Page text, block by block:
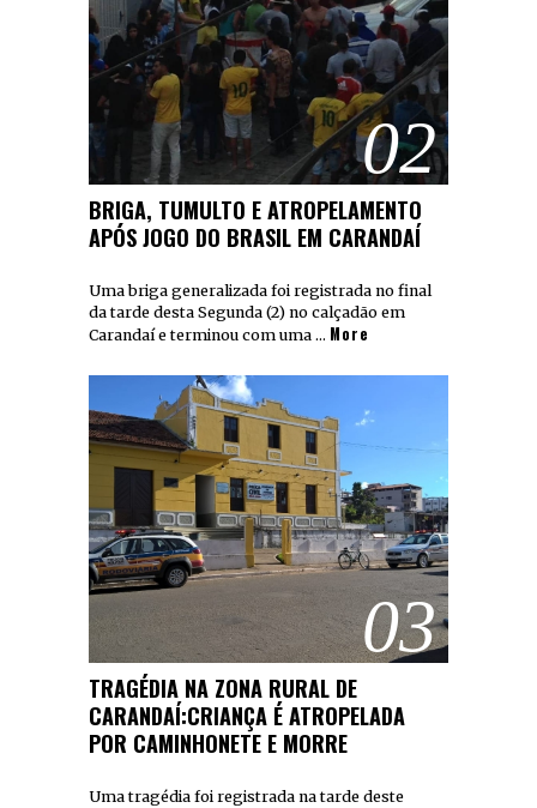
02
BRIGA, TUMULTO E ATROPELAMENTO
APÓS JOGO DO BRASIL EM CARANDAÍ
Uma briga generalizada foi registrada no final
da tarde desta Segunda (2) no calçadão em
Carandaí e terminou com uma … More
03
TRAGÉDIA NA ZONA RURAL DE
CARANDAÍ:CRIANÇA É ATROPELADA
POR CAMINHONETE E MORRE
Uma tragédia foi registrada na tarde deste